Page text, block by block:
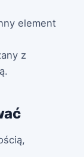
element
z